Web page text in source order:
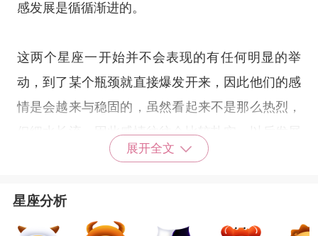
感发展是循循渐进的。
这两个星座一开始并不会表现的有任何明显的举
动，到了某个瓶颈就直接爆发开来，因此他们的感
情是会越来与稳固的，虽然看起来不是那么热烈，
但细水长流，因此感情往往会比较扎实，以后发展
起来也不容易崩溃，感情比较牢固。
接下来小编还为大家介绍平衡两者关系的方法。
展开全文
星座分析